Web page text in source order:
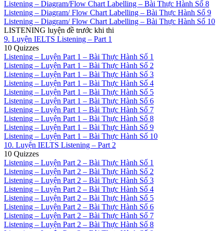
Listening – Diagram/Flow Chart Labelling – Bài Thực Hành Số 8
Listening – Diagram/ Flow Chart Labelling – Bài Thực Hành Số 9
Listening – Diagram/ Flow Chart Labelling – Bài Thực Hành Số 10
LISTENING luyện đề trước khi thi
9. Luyện IELTS Listening – Part 1
10 Quizzes
Listening – Luyện Part 1 – Bài Thực Hành Số 1
Listening – Luyện Part 1 – Bài Thực Hành Số 2
Listening – Luyện Part 1 – Bài Thực Hành Số 3
Listening – Luyện Part 1 – Bài Thực Hành Số 4
Listening – Luyện Part 1 – Bài Thực Hành Số 5
Listening – Luyện Part 1 – Bài Thực Hành Số 6
Listening – Luyện Part 1 – Bài Thực Hành Số 7
Listening – Luyện Part 1 – Bài Thực Hành Số 8
Listening – Luyện Part 1 – Bài Thực Hành Số 9
Listening – Luyện Part 1 – Bài Thực Hành Số 10
10. Luyện IELTS Listening – Part 2
10 Quizzes
Listening – Luyện Part 2 – Bài Thực Hành Số 1
Listening – Luyện Part 2 – Bài Thực Hành Số 2
Listening – Luyện Part 2 – Bài Thực Hành Số 3
Listening – Luyện Part 2 – Bài Thực Hành Số 4
Listening – Luyện Part 2 – Bài Thực Hành Số 5
Listening – Luyện Part 2 – Bài Thực Hành Số 6
Listening – Luyện Part 2 – Bài Thực Hành Số 7
Listening – Luyện Part 2 – Bài Thực Hành Số 8